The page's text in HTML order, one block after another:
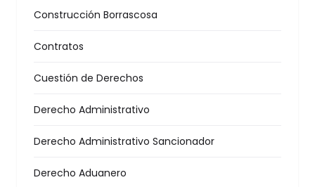
Construcción Borrascosa
Contratos
Cuestión de Derechos
Derecho Administrativo
Derecho Administrativo Sancionador
Derecho Aduanero